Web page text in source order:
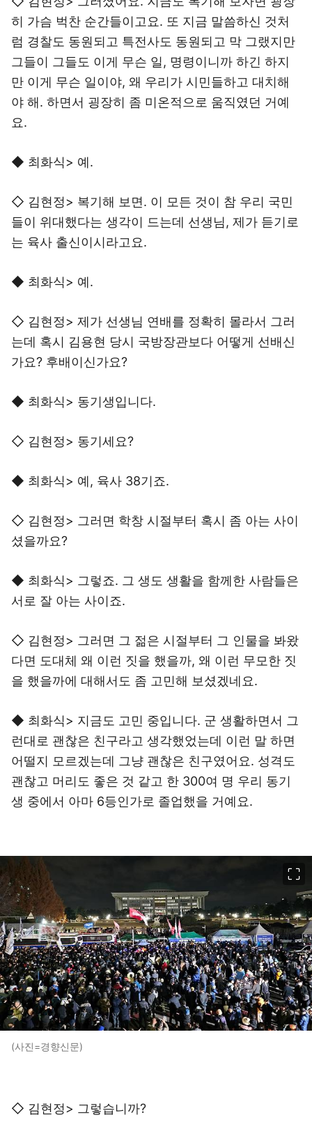
히 가슴 벅찬 순간들이고요. 또 지금 말씀하신 것처
럼 경찰도 동원되고 특전사도 동원되고 막 그랬지만
그들이 그들도 이게 무슨 일, 명령이니까 하긴 하지
만 이게 무슨 일이야, 왜 우리가 시민들하고 대치해
야 해. 하면서 굉장히 좀 미온적으로 움직였던 거예
요.
◆ 최화식> 예.
◇ 김현정> 복기해 보면. 이 모든 것이 참 우리 국민
들이 위대했다는 생각이 드는데 선생님, 제가 듣기로
는 육사 출신이시라고요.
◆ 최화식> 예.
◇ 김현정> 제가 선생님 연배를 정확히 몰라서 그러
는데 혹시 김용현 당시 국방장관보다 어떻게 선배신
가요? 후배이신가요?
◆ 최화식> 동기생입니다.
◇ 김현정> 동기세요?
◆ 최화식> 예, 육사 38기죠.
◇ 김현정> 그러면 학창 시절부터 혹시 좀 아는 사이
셨을까요?
◆ 최화식> 그렇죠. 그 생도 생활을 함께한 사람들은
서로 잘 아는 사이죠.
◇ 김현정> 그러면 그 젊은 시절부터 그 인물을 봐왔
다면 도대체 왜 이런 짓을 했을까, 왜 이런 무모한 짓
을 했을까에 대해서도 좀 고민해 보셨겠네요.
◆ 최화식> 지금도 고민 중입니다. 군 생활하면서 그
런대로 괜찮은 친구라고 생각했었는데 이런 말 하면
어떨지 모르겠는데 그냥 괜찮은 친구였어요. 성격도
괜찮고 머리도 좋은 것 같고 한 300여 명 우리 동기
생 중에서 아마 6등인가로 졸업했을 거예요.
(사진=경향신문)
◇ 김현정> 그렇습니까?